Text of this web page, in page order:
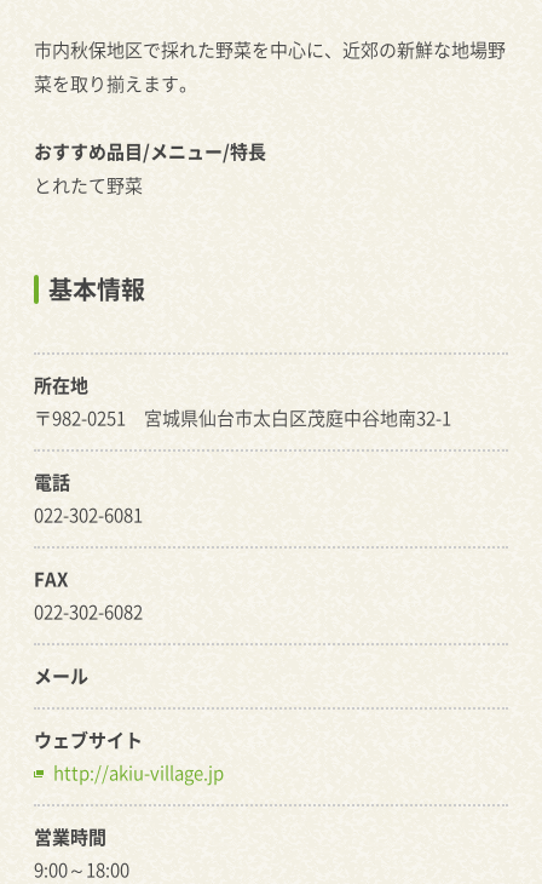
市内秋保地区で採れた野菜を中心に、近郊の新鮮な地場野
菜を取り揃えます。
おすすめ品目/メニュー/特長
とれたて野菜
基本情報
所在地
〒982-0251 宮城県仙台市太白区茂庭中谷地南32-1
電話
022-302-6081
FAX
022-302-6082
メール
ウェブサイト
http://akiu-village.jp
営業時間
9:00～18:00